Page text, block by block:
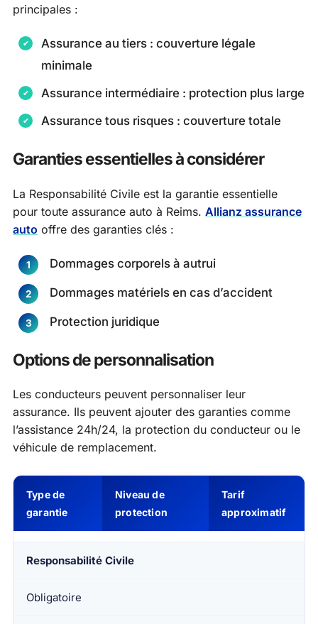
principales :
Assurance au tiers : couverture légale
minimale
Assurance intermédiaire : protection plus large
Assurance tous risques : couverture totale
Garanties essentielles à considérer
La Responsabilité Civile est la garantie essentielle
pour toute assurance auto à Reims. Allianz assurance
auto offre des garanties clés :
Dommages corporels à autrui
Dommages matériels en cas d’accident
Protection juridique
Options de personnalisation
Les conducteurs peuvent personnaliser leur
assurance. Ils peuvent ajouter des garanties comme
l’assistance 24h/24, la protection du conducteur ou le
véhicule de remplacement.
Type de
garantie
Niveau de
protection
Tarif
approximatif
Responsabilité Civile
Obligatoire